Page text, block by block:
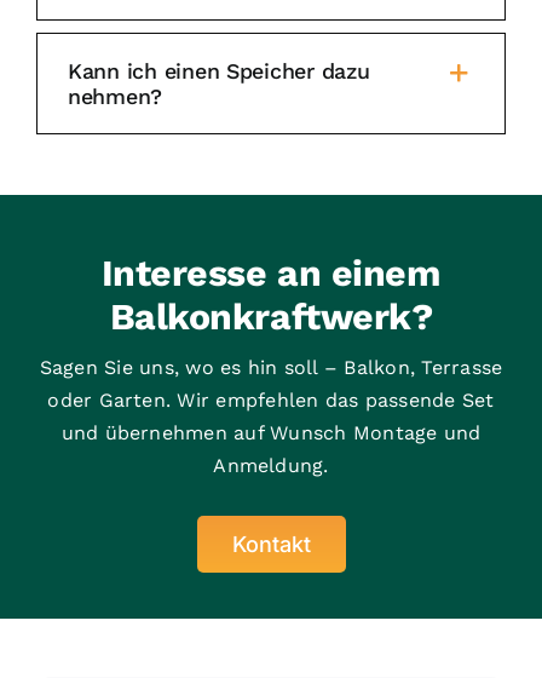
Kann ich einen Speicher dazu
nehmen?
Interesse an einem
Balkonkraftwerk?
Sagen Sie uns, wo es hin soll – Balkon, Terrasse
oder Garten. Wir empfehlen das passende Set
und übernehmen auf Wunsch Montage und
Anmeldung.
Kontakt